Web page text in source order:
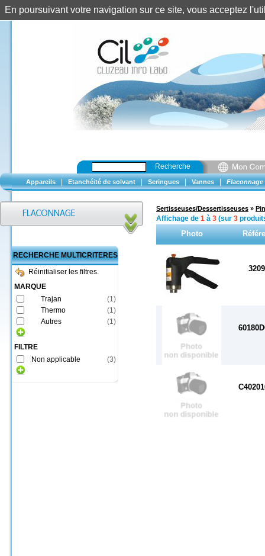
Recherche
Appareils Etanchéité de solvant Seringues Vannes Flaconnage
RECHERCHE MULTICRITERES
Réinitialiser les filtres.
MARQUE
Trajan
(1)
Thermo
(1)
Autres
(1)
FILTRE
Non applicable
(3)
Sertisseuses/Dessertisseuses »
Affichage de 1 à 3 (sur 3
Photo
En poursuivant votre navigation sur ce site, vous acceptez